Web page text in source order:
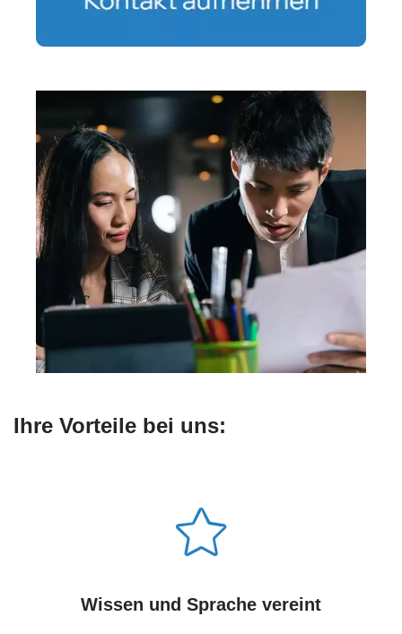
Ihre Vorteile bei uns:
Wissen und Sprache vereint